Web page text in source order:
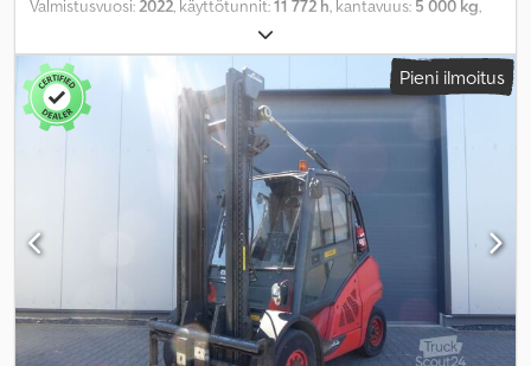
Valmistusvuosi:2022, käyttötunnit:11 772 h, kantavuus: 5 000 kg,
, vapaa nostokorkeus:
polttoainetyyppi:diesel, mastityyppi:triplex, rakennuskorkeus:
2 530 mm
hytti, sivuttainen siirto Pieni ilmoitus